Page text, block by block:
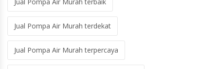
Jual Pompa Air Murah terdekat
Jual Pompa Air Murah terpercaya